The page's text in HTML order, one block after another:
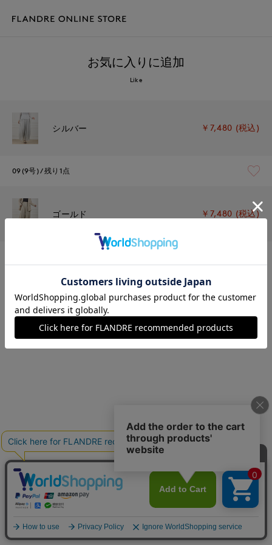
お気に入りに追加
Like
シルバー ￥7,480 (税込)
09(9号) 残り1点
ゴールド ￥7,480 (税込)